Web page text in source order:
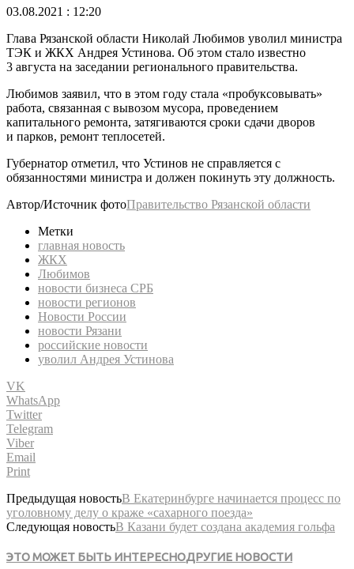
03.08.2021 : 12:20
Глава Рязанской области Николай Любимов уволил министра
ТЭК и ЖКХ Андрея Устинова. Об этом стало известно
3 августа на заседании регионального правительства.
Любимов заявил, что в этом году стала «пробуксовывать»
работа, связанная с вывозом мусора, проведением
капитального ремонта, затягиваются сроки сдачи дворов
и парков, ремонт теплосетей.
Губернатор отметил, что Устинов не справляется с
обязанностями министра и должен покинуть эту должность.
Автор/Источник фотоПравительство Рязанской области
Метки
главная новость
ЖКХ
Любимов
новости бизнеса СРБ
новости регионов
Новости России
новости Рязани
российские новости
уволил Андрея Устинова
VK
WhatsApp
Twitter
Telegram
Viber
Email
Print
Предыдущая новостьВ Екатеринбурге начинается процесс по
уголовному делу о краже «сахарного поезда»
Следующая новостьВ Казани будет создана академия гольфа
ЭТО МОЖЕТ БЫТЬ ИНТЕРЕСНОДРУГИЕ НОВОСТИ